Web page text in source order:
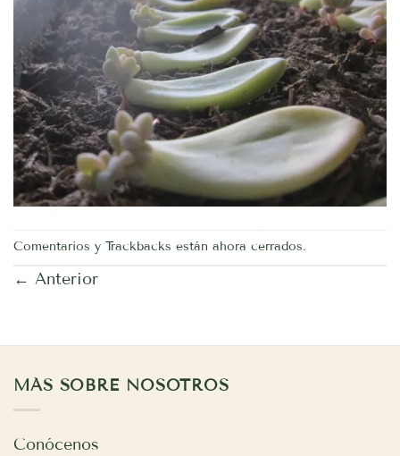
Comentarios y Trackbacks están ahora cerrados.
← Anterior
MÁS SOBRE NOSOTROS
Conócenos